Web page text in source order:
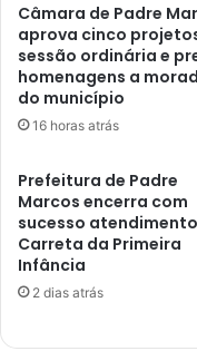
Câmara de Padre
aprova cinco
sessão ordinária e
homenagens a
do município
16 horas atrás
Prefeitura de Padre
Marcos encerra com
sucesso
Carreta da Primeira
Infância
2 dias atrás